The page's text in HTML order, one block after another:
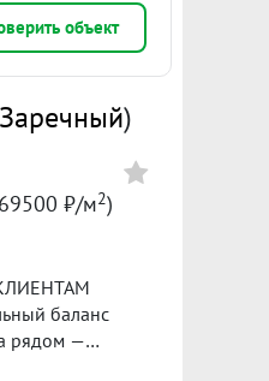
объект
Заречный)
₽/м2)
баланс
рядом —
ваших